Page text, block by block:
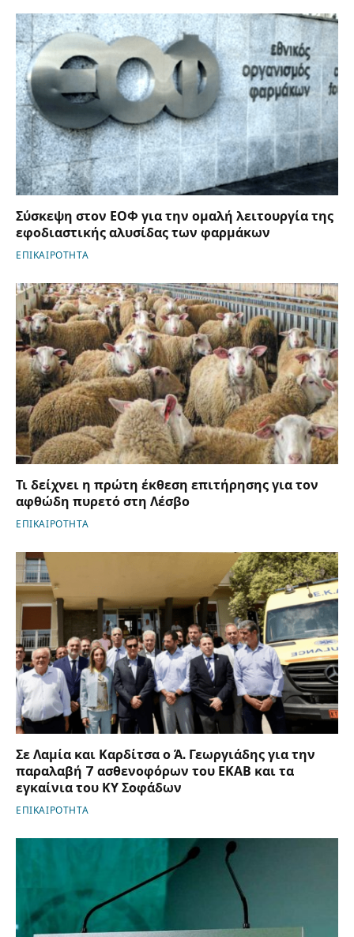
Σύσκεψη στον ΕΟΦ για την ομαλή λειτουργία της
εφοδιαστικής αλυσίδας των φαρμάκων
ΕΠΙΚΑΙΡΟΤΗΤΑ
Τι δείχνει η πρώτη έκθεση επιτήρησης για τον
αφθώδη πυρετό στη Λέσβο
ΕΠΙΚΑΙΡΟΤΗΤΑ
Σε Λαμία και Καρδίτσα ο Ά. Γεωργιάδης για την
παραλαβή 7 ασθενοφόρων του ΕΚΑΒ και τα
εγκαίνια του ΚΥ Σοφάδων
ΕΠΙΚΑΙΡΟΤΗΤΑ